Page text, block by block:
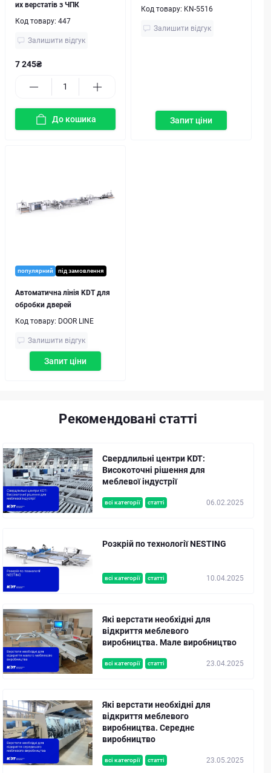
их верстатів з ЧПК
Код товару: 447
Залишити відгук
7 245₴
До кошика
Код товару: KN-5516
Залишити відгук
Запит ціни
популярний під замовлення
Автоматична лінія KDT для
обробки дверей
Код товару: DOOR LINE
Залишити відгук
Запит ціни
Рекомендовані статті
всі категорії статті 06.02.2025
Свердлильні центри KDT:
Високоточні рішення для
меблевої індустрії
всі категорії статті 10.04.2025
Розкрій по технології NESTING
всі категорії статті 23.04.2025
Які верстати необхідні для
відкриття меблевого
виробництва. Мале виробництво
всі категорії статті 23.05.2025
Які верстати необхідні для
відкриття меблевого
виробництва. Середнє
виробництво